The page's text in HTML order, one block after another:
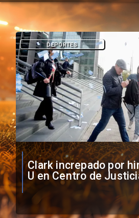
Vozinha firma
Colo como nuevo
DEPORTES